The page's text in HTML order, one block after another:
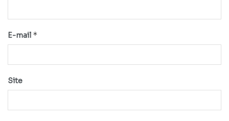
E-mail *
Site